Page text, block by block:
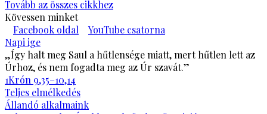
Tovább az összes cikkhez
Kövessen minket
Facebook oldal
YouTube csatorna
Napi ige
„Így halt meg Saul a hűtlensége miatt, mert hűtlen lett az
Úrhoz, és nem fogadta meg az Úr szavát.”
1Krón 9,35–10,14
Teljes elmélkedés
Állandó alkalmaink